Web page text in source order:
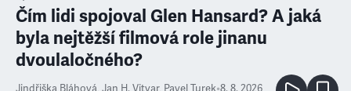
Čím lidi spojoval Glen Hansard? A jaká
byla nejtěžší filmová role jinanu
dvoulaločného?